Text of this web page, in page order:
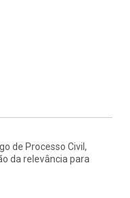
de Processo Civil,
da relevância para